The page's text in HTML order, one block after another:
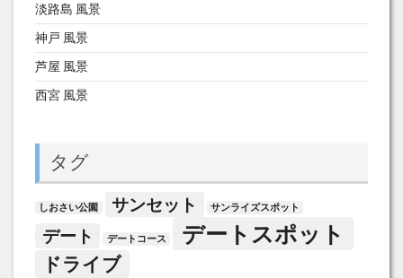
淡路島 風景
神戸 風景
芦屋 風景
西宮 風景
タグ
しおさい公園 サンセット サンライズスポット
デート デートコース デートスポット
ドライブ